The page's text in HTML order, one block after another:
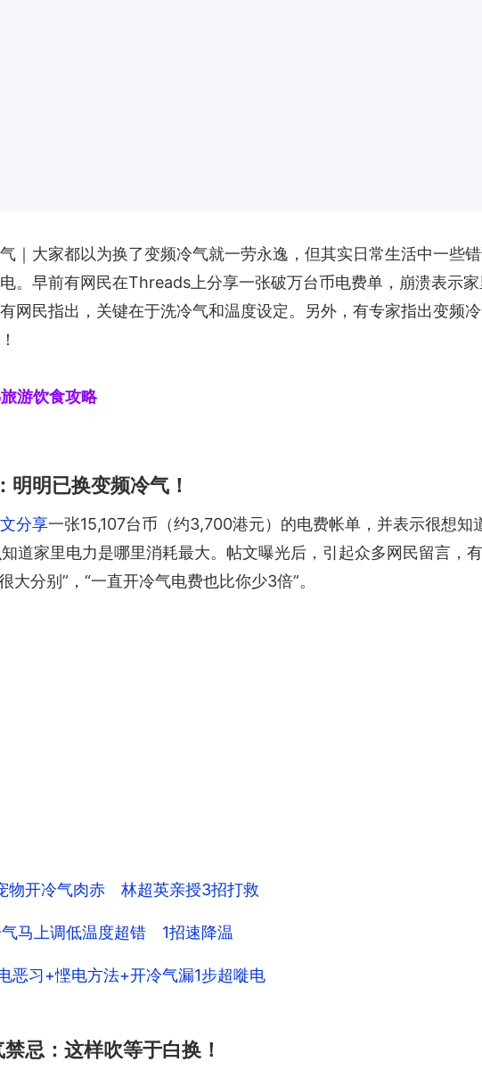
｜大家都以为换了变频冷气就一劳永逸，但其实日常生活中一些
。早前有网民在Threads上分享一张破万台币电费单，崩溃表示
网民指出，关键在于洗冷气和温度设定。另外，有专家指出变频
游饮食攻略
明明已换变频冷气！
分享一张15,107台币（约3,700港元）的电费帐单，并表示很想知
道家里电力是哪里消耗最大。帖文曝光后，引起众多网民留言，
大分别”，“一直开冷气电费也比你少3倍”。
物开冷气肉赤 林超英亲授3招打救
马上调低温度超错 1招速降温
恶习+悭电方法+开冷气漏1步超嘥电
忌：这样吹等于白换！